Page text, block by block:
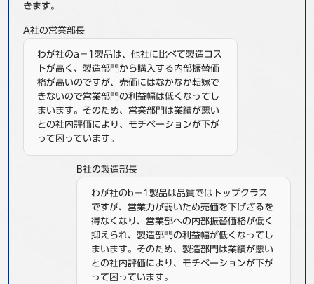
BBSグループネットワーク サステナビリティ
株主・投資家情報 採用情報
お問い合わせ
きます。
A社の営業部長
わが社のa－1製品は、他社に比べて製造コス
トが高く、製造部門から購入する内部振替価
格が高いのですが、売価にはなかなか転嫁で
きないので営業部門の利益幅は低くなってし
まいます。そのため、営業部門は業績が悪い
との社内評価により、モチベーションが下が
って困っています。
B社の製造部長
わが社のb－1製品は品質ではトップクラス
ですが、営業力が弱いため売価を下げざるを
得なくなり、営業部への内部振替価格が低く
抑えられ、製造部門の利益幅が低くなってし
まいます。そのため、製造部門は業績が悪い
との社内評価により、モチベーションが下が
って困っています。